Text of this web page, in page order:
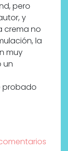
pero
y
crema no
la
muy
un
probado